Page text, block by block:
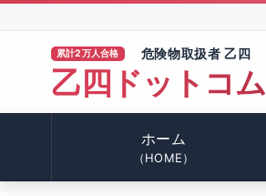
累計2万人合格 危険物取扱者 乙四
乙四ドットコム
ホーム
（HOME）